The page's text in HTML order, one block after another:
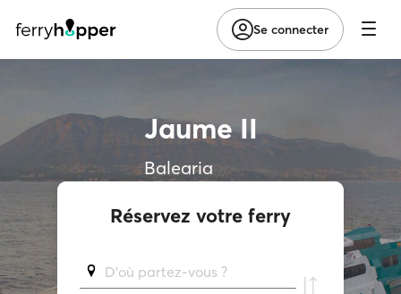
Se connecter
Jaume II
Balearia
Réservez votre ferry
D'où partez-vous ?